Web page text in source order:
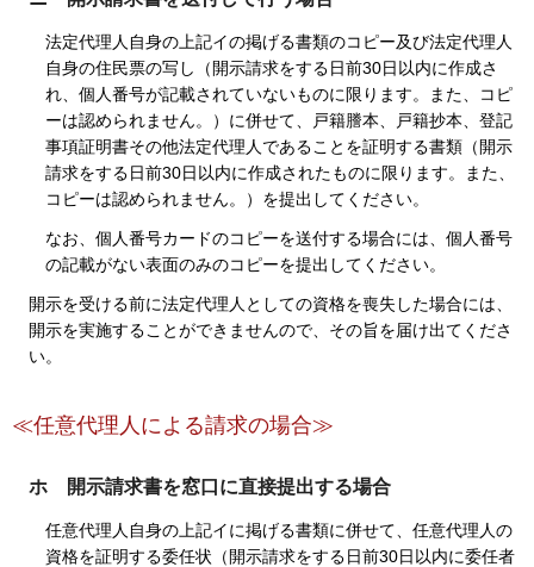
法定代理人自身の上記イの掲げる書類のコピー及び法定代理人
自身の住民票の写し（開示請求をする日前30日以内に作成さ
れ、個人番号が記載されていないものに限ります。また、コピ
ーは認められません。）に併せて、戸籍謄本、戸籍抄本、登記
事項証明書その他法定代理人であることを証明する書類（開示
請求をする日前30日以内に作成されたものに限ります。また、
コピーは認められません。）を提出してください。
なお、個人番号カードのコピーを送付する場合には、個人番号
の記載がない表面のみのコピーを提出してください。
開示を受ける前に法定代理人としての資格を喪失した場合には、
開示を実施することができませんので、その旨を届け出てくださ
い。
≪任意代理人による請求の場合≫
ホ 開示請求書を窓口に直接提出する場合
任意代理人自身の上記イに掲げる書類に併せて、任意代理人の
資格を証明する委任状（開示請求をする日前30日以内に委任者